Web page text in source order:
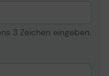
3 Zeichen eingeben.